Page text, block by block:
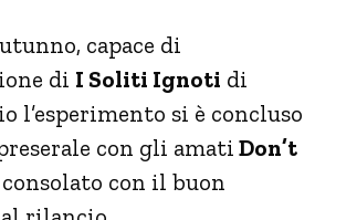
capace di
di I Soliti Ignoti di
l’esperimento si è concluso
con gli amati Don’t
con il buon